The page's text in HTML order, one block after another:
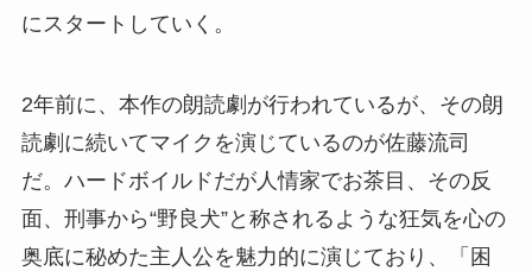
にスタートしていく。
2年前に、本作の朗読劇が行われているが、その朗
読劇に続いてマイクを演じているのが佐藤流司
だ。ハードボイルドだが人情家でお茶目、その反
面、刑事から“野良犬”と称されるような狂気を心の
奥底に秘めた主人公を魅力的に演じており、「困